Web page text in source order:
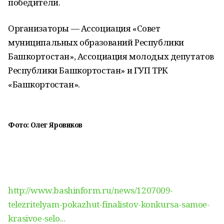
Организаторы — Ассоциация «Совет
муниципальных образований Республики
Башкортостан», Ассоциация молодых депутатов
Республики Башкортостан» и ГУП ТРК
«Башкортостан».
Фото: Олег Яровиков
http://www.bashinform.ru/news/1207009-
telezritelyam-pokazhut-finalistov-konkursa-samoe-
krasivoe-selo...